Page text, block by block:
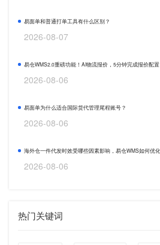
易面单和普通打单工具有什么区别？
2026-08-07
易仓WMS2.0重磅功能！AI物流报价，5分钟完成报价配置
2026-08-06
易面单为什么适合国际货代管理尾程账号？
2026-08-06
海外仓一件代发时效受哪些因素影响，易仓WMS如何优
2026-08-06
热门关键词